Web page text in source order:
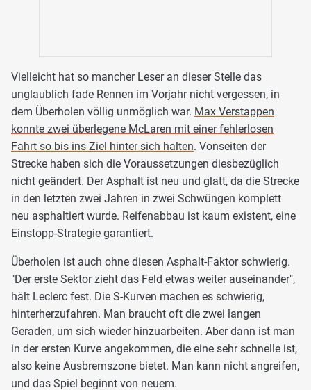
Vielleicht hat so mancher Leser an dieser Stelle das
unglaublich fade Rennen im Vorjahr nicht vergessen, in
dem Überholen völlig unmöglich war. Max Verstappen
konnte zwei überlegene McLaren mit einer fehlerlosen
Fahrt so bis ins Ziel hinter sich halten. Vonseiten der
Strecke haben sich die Voraussetzungen diesbezüglich
nicht geändert. Der Asphalt ist neu und glatt, da die Strecke
in den letzten zwei Jahren in zwei Schwüngen komplett
neu asphaltiert wurde. Reifenabbau ist kaum existent, eine
Einstopp-Strategie garantiert.
Überholen ist auch ohne diesen Asphalt-Faktor schwierig.
"Der erste Sektor zieht das Feld etwas weiter auseinander",
hält Leclerc fest. Die S-Kurven machen es schwierig,
hinterherzufahren. Man braucht oft die zwei langen
Geraden, um sich wieder hinzuarbeiten. Aber dann ist man
in der ersten Kurve angekommen, die eine sehr schnelle ist,
also keine Ausbremszone bietet. Man kann nicht angreifen,
und das Spiel beginnt von neuem.